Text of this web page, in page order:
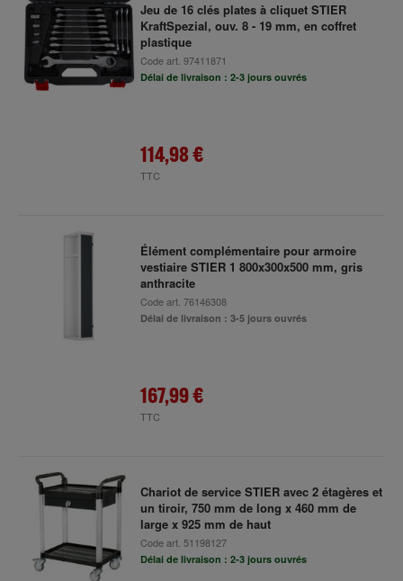
Jeu de 16 clés plates à cliquet STIER
KraftSpezial, ouv. 8 - 19 mm, en coffret
plastique
Code art. 97411871
Délai de livraison : 2-3 jours ouvrés
114,98 €
TTC
Élément complémentaire pour armoire
vestiaire STIER 1 800x300x500 mm, gris
anthracite
Code art. 76146308
Délai de livraison : 3-5 jours ouvrés
167,99 €
TTC
Chariot de service STIER avec 2 étagères et
un tiroir, 750 mm de long x 460 mm de
large x 925 mm de haut
Code art. 51198127
Délai de livraison : 2-3 jours ouvrés